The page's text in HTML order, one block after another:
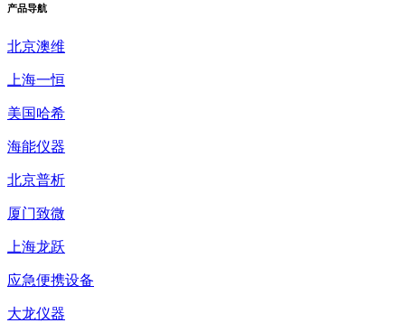
产品导航
北京澳维
上海一恒
美国哈希
海能仪器
北京普析
厦门致微
上海龙跃
应急便携设备
大龙仪器